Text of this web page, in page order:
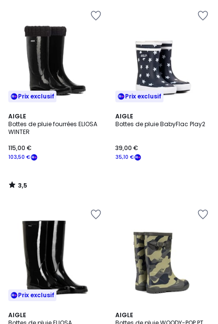
Prix exclusif
AIGLE
Bottes de pluie fourrées ELIOSA
WINTER
103,50 €
115,00 €
3,5
/ 5
3,5
/
Prix exclusif
AIGLE
Bottes de pluie BabyFlac Play2
35,10 €
39,00 €
Prix exclusif
AIGLE
4,8
/ 5
AIGLE
2